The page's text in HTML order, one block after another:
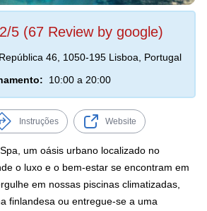
5 (67 Review by google)
46, 1050-195 Lisboa, Portugal
10:00 a 20:00
Instruções Website
um oásis urbano localizado no
o luxo e o bem-estar se encontram em
em nossas piscinas climatizadas,
finlandesa ou entregue-se a uma